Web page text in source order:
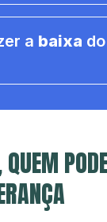
a baixa do